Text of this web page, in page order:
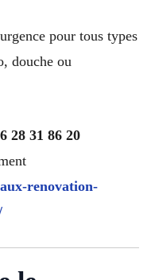
pour tous types
douche ou
28 31 86 20
renovation-